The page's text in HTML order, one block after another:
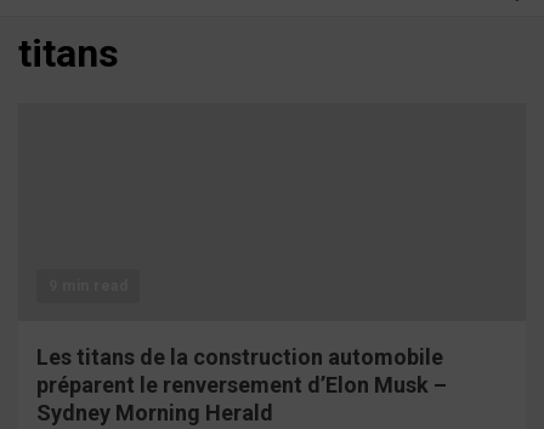
titans
Les titans de la construction automobile
préparent le renversement d’Elon Musk –
Sydney Morning Herald